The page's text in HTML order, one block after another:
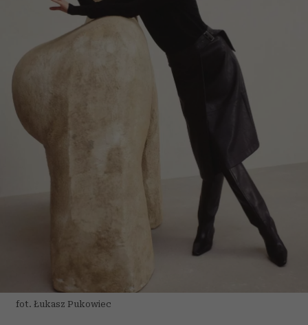
fot. Łukasz Pukowiec